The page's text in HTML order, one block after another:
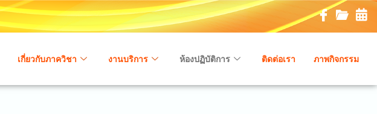
เกี่ยวกับภาควิชา งานบริการ ห้องปฏิบัติการ ติดต่อเรา ภาพกิจกรรม